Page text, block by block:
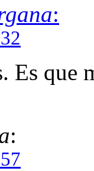
:
Es que
: